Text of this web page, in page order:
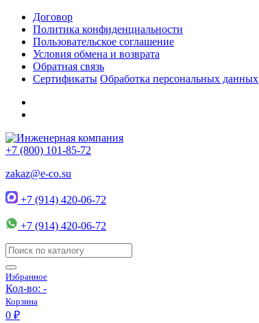
Договор
Политика конфиденциальности
Пользовательское соглашение
Условия обмена и возврата
Обратная связь
Сертификаты Обработка персональных данных
+7 (800) 101-85-72
zakaz@e-co.su
+7 (914) 420-06-72
+7 (914) 420-06-72
Избранное
Кол-во: -
Корзина
0 ₽